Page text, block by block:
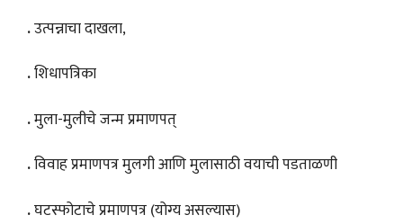
.उत्पन्नाचा दाखला,
.शिधापत्रिका
.मुला-मुलीचे जन्म प्रमाणपत्
.विवाह प्रमाणपत्र मुलगी आणि मुलासाठी वयाची पडताळणी
.घटस्फोटाचे प्रमाणपत्र (योग्य असल्यास)